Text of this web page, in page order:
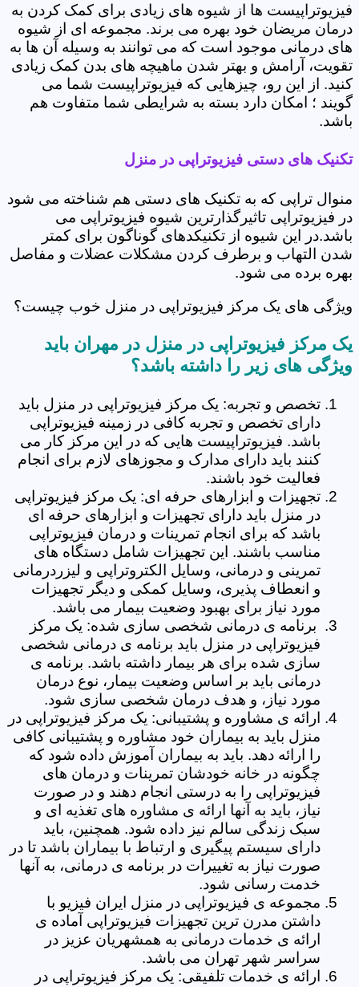
فیزیوتراپیست ها از شیوه های زیادی برای کمک کردن به
درمان مریضان خود بهره می برند. مجموعه ای از شیوه
های درمانی موجود است که می توانند به وسیله آن ها به
تقویت، آرامش و بهتر شدن ماهیچه های بدن کمک زیادی
کنید. از این رو، چیزهایی که فیزیوتراپیست شما می
گویند ؛ امکان دارد بسته به شرایطی شما متفاوت هم
باشد.
تکنیک های دستی فیزیوتراپی در منزل
منوال تراپی که به تکنیک های دستی هم شناخته می شود
در فیزیوتراپی تاثیرگذارترین شیوه فیزیوتراپی می
باشد.در این شیوه از تکنیکدهای گوناگون برای کمتر
شدن التهاب و برطرف کردن مشکلات عضلات و مفاصل
بهره برده می شود.
ویژگی های یک مرکز فیزیوتراپی در منزل خوب چیست؟
یک مرکز فیزیوتراپی در منزل در مهران باید
ویژگی های زیر را داشته باشد؟
تخصص و تجربه: یک مرکز فیزیوتراپی در منزل باید
دارای تخصص و تجربه کافی در زمینه فیزیوتراپی
باشد. فیزیوتراپیست هایی که در این مرکز کار می
کنند باید دارای مدارک و مجوزهای لازم برای انجام
فعالیت خود باشند.
تجهیزات و ابزارهای حرفه ای: یک مرکز فیزیوتراپی
در منزل باید دارای تجهیزات و ابزارهای حرفه ای
باشد که برای انجام تمرینات و درمان فیزیوتراپی
مناسب باشند. این تجهیزات شامل دستگاه های
تمرینی و درمانی، وسایل الکتروتراپی و لیزردرمانی
و انعطاف پذیری، وسایل کمکی و دیگر تجهیزات
مورد نیاز برای بهبود وضعیت بیمار می باشد.
برنامه ی درمانی شخصی سازی شده: یک مرکز
فیزیوتراپی در منزل باید برنامه ی درمانی شخصی
سازی شده برای هر بیمار داشته باشد. برنامه ی
درمانی باید بر اساس وضعیت بیمار، نوع درمان
مورد نیاز، و هدف درمان شخصی سازی شود.
ارائه ی مشاوره و پشتیبانی: یک مرکز فیزیوتراپی در
منزل باید به بیماران خود مشاوره و پشتیبانی کافی
را ارائه دهد. باید به بیماران آموزش داده شود که
چگونه در خانه خودشان تمرینات و درمان های
فیزیوتراپی را به درستی انجام دهند و در صورت
نیاز، باید به آنها ارائه ی مشاوره های تغذیه ای و
سبک زندگی سالم نیز داده شود. همچنین، باید
دارای سیستم پیگیری و ارتباط با بیماران باشد تا در
صورت نیاز به تغییرات در برنامه ی درمانی، به آنها
خدمت رسانی شود.
مجموعه ی فیزیوتراپی در منزل ایران فیزیو با
داشتن مدرن ترین تجهیزات فیزیوتراپی آماده ی
ارائه ی خدمات درمانی به همشهریان عزیز در
سراسر شهر تهران می باشد.
ارائه ی خدمات تلفیقی: یک مرکز فیزیوتراپی در